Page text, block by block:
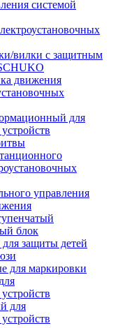
системой
вилки с защитным
движения
для
управления
блок
для защиты детей
для маркировки
для